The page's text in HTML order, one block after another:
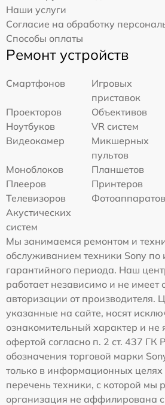
Наши услуги
Согласие на обработку
Способы оплаты
Ремонт устройств
Смартфонов
Игровых
приставок
Проекторов
Объективов
Ноутбуков
VR систем
Видеокамер
Микшерных
пультов
Моноблоков
Планшетов
Плееров
Принтеров
Телевизоров
Фотоаппаратов
Акустических
систем
Мы занимаемся ремонтом и
обслуживанием техники Sony по
гарантийного периода. Наш
работает независимо и не
авторизации от производителя.
указанные на сайте, носят
ознакомительный характер и не
офертой согласно п. 2 ст. 437 ГК
обозначения торговой марки
только в информационных
перечень техники, с которой мы
организация не аффилирована